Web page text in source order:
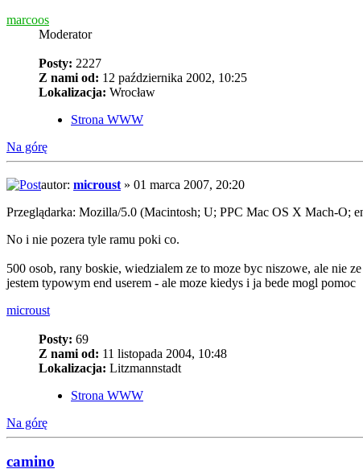
marcoos
Moderator
Posty: 2227
Z nami od: 12 października 2002, 10:25
Lokalizacja: Wrocław
Strona WWW
Na górę
autor: microust » 01 marca 2007, 20:20
Przeglądarka: Mozilla/5.0 (Macintosh; U; PPC Mac OS X Mach-O;
No i nie pozera tyle ramu poki co.
500 osob, rany boskie, wiedzialem ze to moze byc niszowe, ale nie
jestem typowym end userem - ale moze kiedys i ja bede mogl pomoc
microust
Posty: 69
Z nami od: 11 listopada 2004, 10:48
Lokalizacja: Litzmannstadt
Strona WWW
Na górę
camino